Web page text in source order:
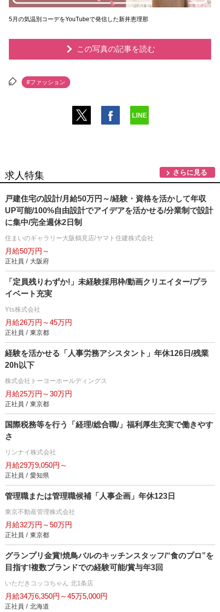
5月の気温別コーデをYouTubeで発信した新井恵理那
この写真の記事を読む
#ファッション
求人特集 さらに見る
戸建住宅の設計/月給50万円～/経験・資格を活かして年収
UP可能/100%自由設計でアイデアを活かせる/分業制で設計
に集中/完全週休2日制
住まいのギャラリー大阪鶴見店/ヤマト住建株式会社
月給50万円～
正社員 / 大阪府
「定員残りわずか!」未経験採用枠/動画クリエイター/プラ
イベート充実
Yts株式会社
月給26万円～45万円
正社員 / 東京都
経験を活かせる「人事労務アシスタント」年休126日/残業
20h以下
株式会社トーヨーホールディングス
月給25万円～30万円
正社員 / 東京都
国際税務等を行う「経理/総合職/」福利厚生充実で働きやす
さ
リンナイ株式会社
月給29万9,050円～
正社員 / 愛知県
管理職または管理職候補「人事企画」年休123日
東京不動産管理株式会社
月給32万円～50万円
正社員 / 東京都
グランプリ金賞!焼鳥バルのキッチンスタッフ/“食のプロ”を
目指す!複数ブランドでの経験可能/賞与年3回
いただきコッコちゃん 北1条店
月給34万6,350円～45万5,000円
正社員 / 北海道